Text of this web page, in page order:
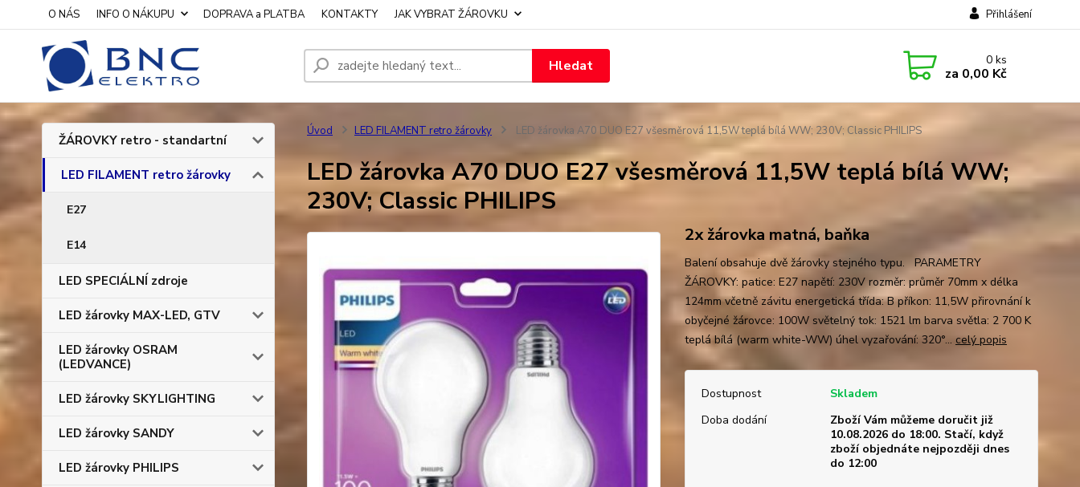
O NÁS INFO O NÁKUPU DOPRAVA a PLATBA KONTAKTY JAK VYBRAT ŽÁROVKU Přihlášení
Hledat 0ks
za 0,00 Kč
ŽÁROVKY retro - standartní
LED FILAMENT retro žárovky
E27
E14
LED SPECIÁLNÍ zdroje
LED žárovky MAX-LED, GTV
LED žárovky OSRAM
(LEDVANCE)
LED žárovky SKYLIGHTING
LED žárovky SANDY
LED žárovky PHILIPS
Úvod LED FILAMENT retro žárovky LED žárovka A70 DUO E27 všesměrová 11,5W teplá bílá WW; 230V; Classic PHILIPS
LED žárovka A70 DUO E27 všesměrová 11,5W teplá bílá WW;
230V; Classic PHILIPS
2x žárovka matná, baňka
Balení obsahuje dvě žárovky stejného typu. PARAMETRY
ŽÁROVKY: patice: E27 napětí: 230V rozměr: průměr 70mm x délka
124mm včetně závitu energetická třída: B příkon: 11,5W přirovnání k
obyčejné žárovce: 100W světelný tok: 1521 lm barva světla: 2 700 K
teplá bílá (warm white-WW) úhel vyzařování: 320°... celý popis
Dostupnost
Skladem
Doba dodání
Zboží Vám můžeme doručit již
10.08.2026 do 18:00. Stačí, když
zboží objednáte nejpozději dnes
do 12:00